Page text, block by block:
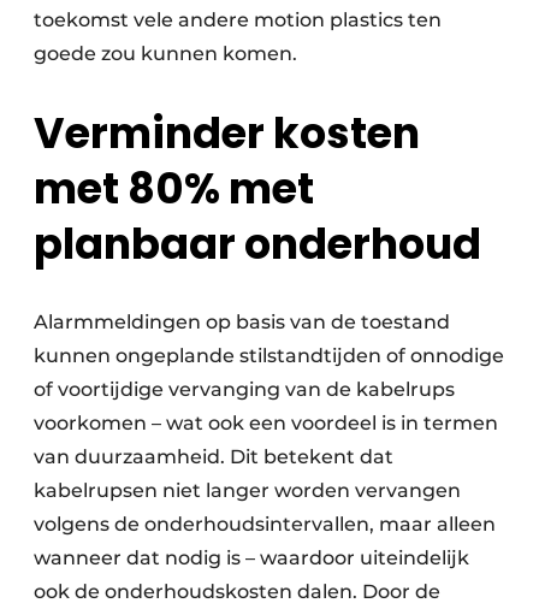
toekomst vele andere motion plastics ten
goede zou kunnen komen.
Verminder kosten
met 80% met
planbaar onderhoud
Alarmmeldingen op basis van de toestand
kunnen ongeplande stilstandtijden of onnodige
of voortijdige vervanging van de kabelrups
voorkomen – wat ook een voordeel is in termen
van duurzaamheid. Dit betekent dat
kabelrupsen niet langer worden vervangen
volgens de onderhoudsintervallen, maar alleen
wanneer dat nodig is – waardoor uiteindelijk
ook de onderhoudskosten dalen. Door de